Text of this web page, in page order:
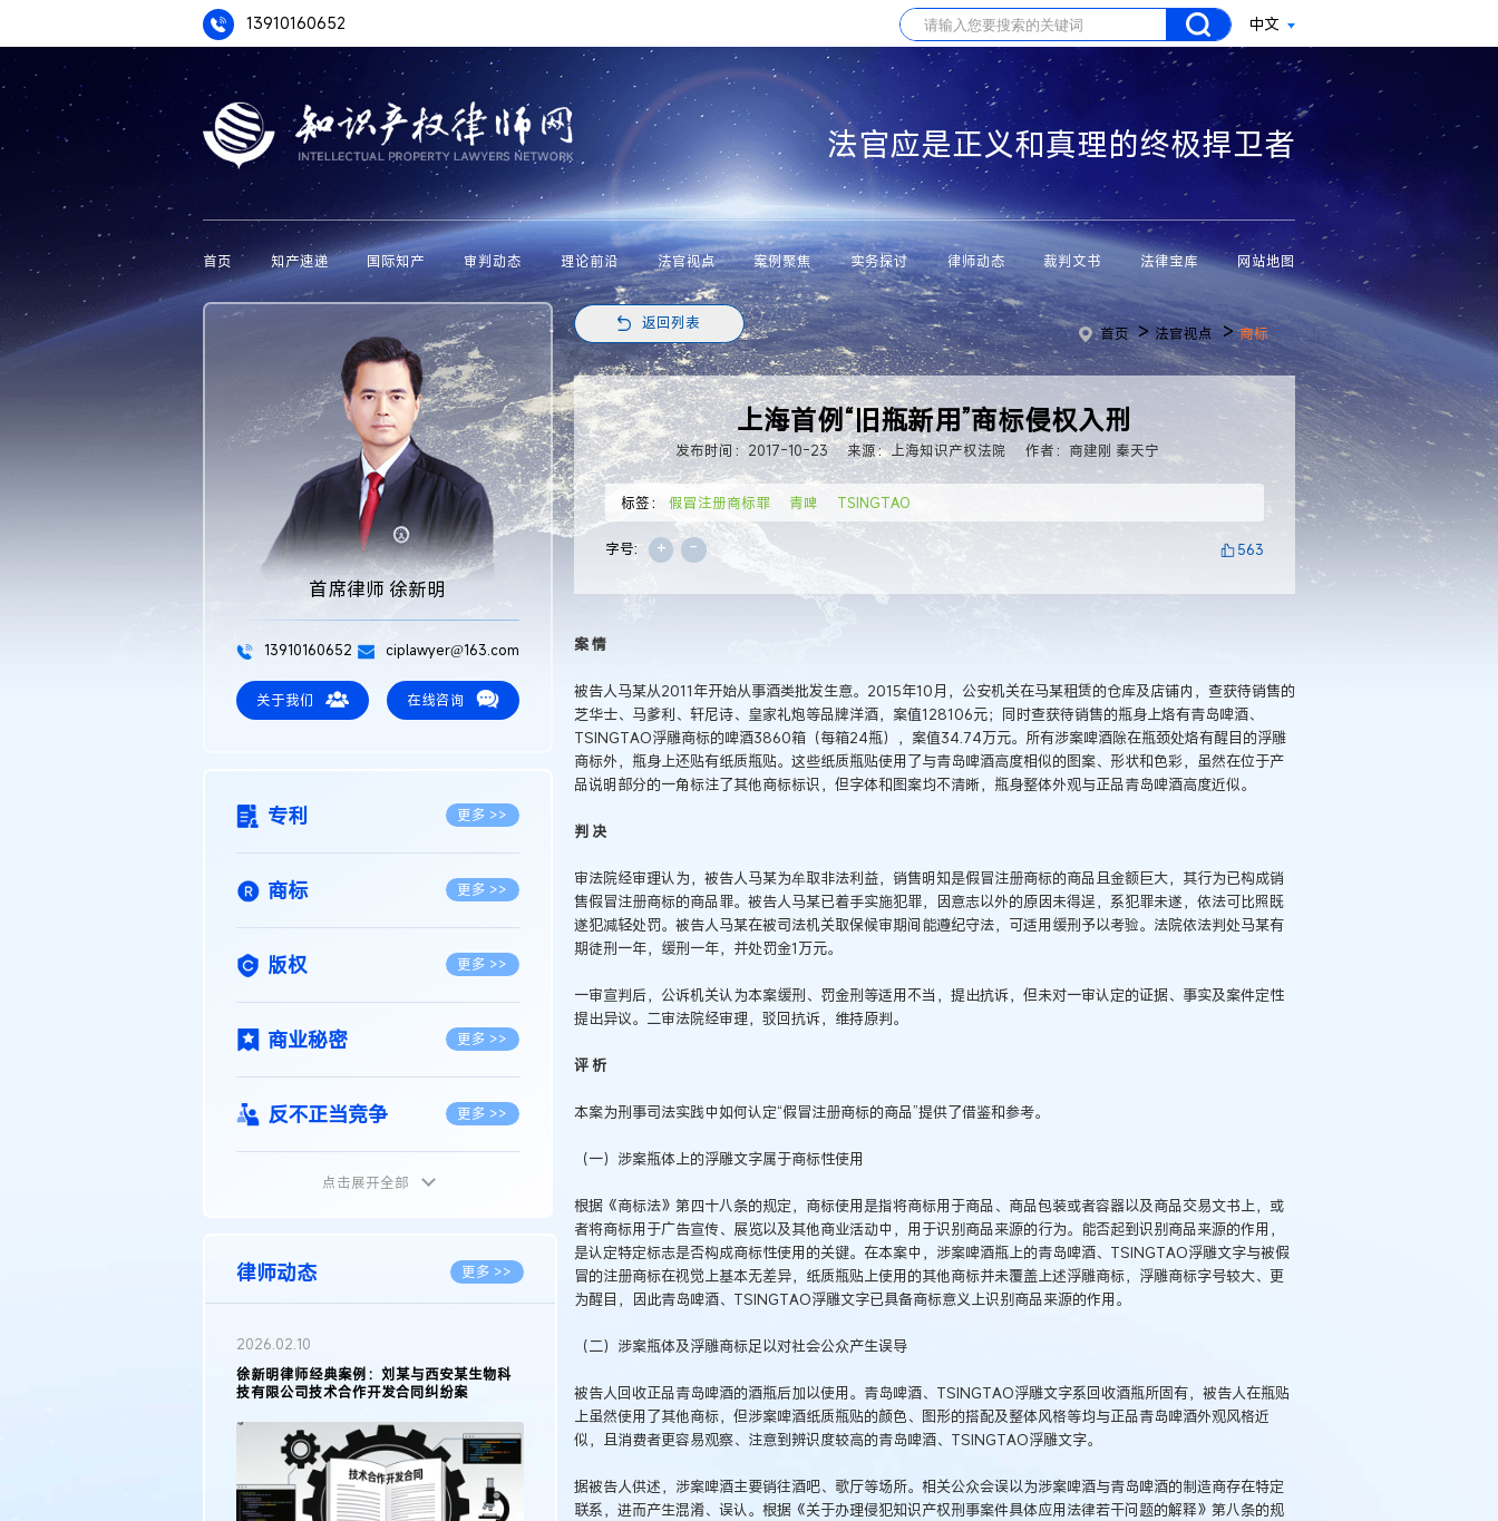
13910160652 中文
法官应是正义和真理的终极捍卫者
首页 知产速递 国际知产 审判动态 理论前沿 法官视点 案例聚焦 实务探讨 律师动态 裁判文书 法律宝库 网站地图
首席律师 徐新明
13910160652 ciplawyer@163.com
关于我们 在线咨询
专利 更多 >>
商标 更多 >>
版权 更多 >>
商业秘密 更多 >>
反不正当竞争 更多 >>
植物新品种
地理标志 更多 >>
集成电路布图设计
传统文化 更多 >>
点击展开全部
律师动态 更多 >>
2026.02.10
徐新明律师经典案例：刘某与西安某生物科
技有限公司技术合作开发合同纠纷案
返回列表
首页 >法官视点 >商标
上海首例“旧瓶新用”商标侵权入刑
发布时间：2017-10-23 来源：上海知识产权法院 作者：商建刚 秦天宁
标签： 假冒注册商标罪 青啤 TSINGTAO
字号: + - 563
案 情
被告人马某从2011年开始从事酒类批发生意。2015年10月，公安机关在马某租赁的仓库及店铺内，查获待销售的
芝华士、马爹利、轩尼诗、皇家礼炮等品牌洋酒，案值128106元；同时查获待销售的瓶身上烙有青岛啤酒、
TSINGTAO浮雕商标的啤酒3860箱（每箱24瓶），案值34.74万元。所有涉案啤酒除在瓶颈处烙有醒目的浮雕
商标外，瓶身上还贴有纸质瓶贴。这些纸质瓶贴使用了与青岛啤酒高度相似的图案、形状和色彩，虽然在位于产
品说明部分的一角标注了其他商标标识，但字体和图案均不清晰，瓶身整体外观与正品青岛啤酒高度近似。
判 决
审法院经审理认为，被告人马某为牟取非法利益，销售明知是假冒注册商标的商品且金额巨大，其行为已构成销
售假冒注册商标的商品罪。被告人马某已着手实施犯罪，因意志以外的原因未得逞，系犯罪未遂，依法可比照既
遂犯减轻处罚。被告人马某在被司法机关取保候审期间能遵纪守法，可适用缓刑予以考验。法院依法判处马某有
期徒刑一年，缓刑一年，并处罚金1万元。
一审宣判后，公诉机关认为本案缓刑、罚金刑等适用不当，提出抗诉，但未对一审认定的证据、事实及案件定性
提出异议。二审法院经审理，驳回抗诉，维持原判。
评 析
本案为刑事司法实践中如何认定“假冒注册商标的商品”提供了借鉴和参考。
（一）涉案瓶体上的浮雕文字属于商标性使用
根据《商标法》第四十八条的规定，商标使用是指将商标用于商品、商品包装或者容器以及商品交易文书上，或
者将商标用于广告宣传、展览以及其他商业活动中，用于识别商品来源的行为。能否起到识别商品来源的作用，
是认定特定标志是否构成商标性使用的关键。在本案中，涉案啤酒瓶上的青岛啤酒、TSINGTAO浮雕文字与被假
冒的注册商标在视觉上基本无差异，纸质瓶贴上使用的其他商标并未覆盖上述浮雕商标，浮雕商标字号较大、更
为醒目，因此青岛啤酒、TSINGTAO浮雕文字已具备商标意义上识别商品来源的作用。
（二）涉案瓶体及浮雕商标足以对社会公众产生误导
被告人回收正品青岛啤酒的酒瓶后加以使用。青岛啤酒、TSINGTAO浮雕文字系回收酒瓶所固有，被告人在瓶贴
上虽然使用了其他商标，但涉案啤酒纸质瓶贴的颜色、图形的搭配及整体风格等均与正品青岛啤酒外观风格近
似，且消费者更容易观察、注意到辨识度较高的青岛啤酒、TSINGTAO浮雕文字。
据被告人供述，涉案啤酒主要销往酒吧、歌厅等场所。相关公众会误以为涉案啤酒与青岛啤酒的制造商存在特定
联系，进而产生混淆、误认。根据《关于办理侵犯知识产权刑事案件具体应用法律若干问题的解释》第八条的规